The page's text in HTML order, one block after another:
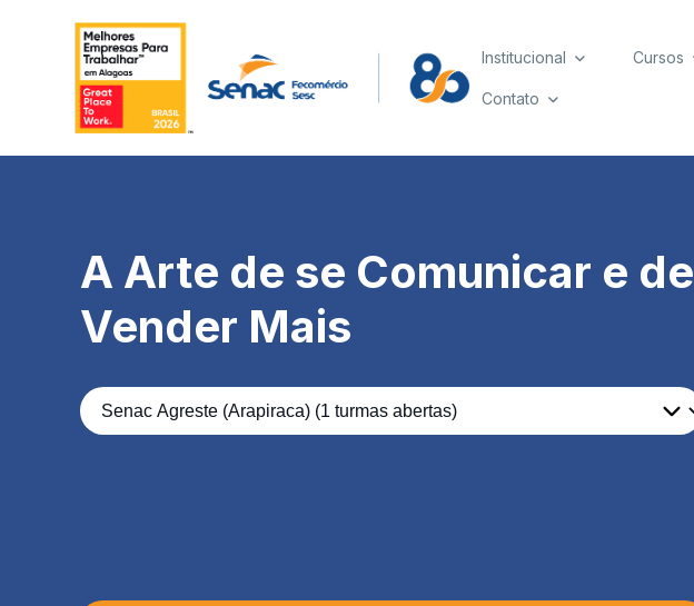
Institucional Cursos
Contato
A Arte de se Comunicar e de
Vender Mais